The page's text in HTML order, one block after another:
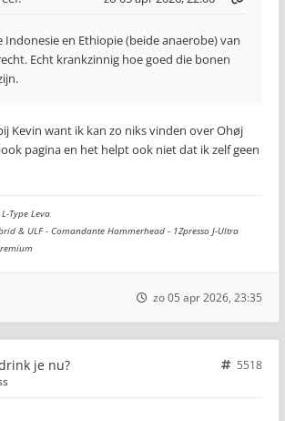
Indonesie en Ethiopie (beide anaerobe) van
Echt krankzinnig hoe goed die bonen
Kevin want ik kan zo niks vinden over Ohøj
pagina en het helpt ook niet dat ik zelf geen
Type Leva
& ULF - Comandante Hammerhead - 1Zpresso J-Ultra
zo 05 apr 2026, 23:35
je nu?
5518